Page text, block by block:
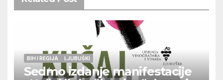
BIH I REGIJA LJUBUŠKI
Sedmo izdanje manifestacije